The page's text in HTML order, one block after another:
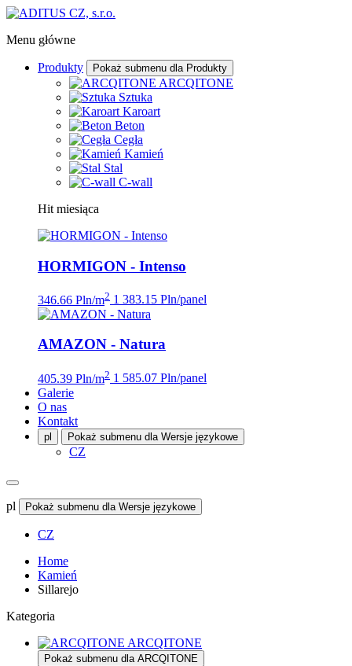
Menu główne
Produkty Pokaż submenu dla Produkty
ARCQITONE
Sztuka
Karoart
Beton
Cegła
Kamień
Stal
C-wall
Hit miesiąca
HORMIGON - Intenso
346.66 Pln/m2 1 383.15 Pln/panel
AMAZON - Natura
405.39 Pln/m2 1 585.07 Pln/panel
Galerie
O nas
Kontakt
pl Pokaż submenu dla Wersje językowe
CZ
pl Pokaż submenu dla Wersje językowe
CZ
Home
Kamień
Sillarejo
Kategoria
ARCQITONE
Pokaż submenu dla ARCQITONE